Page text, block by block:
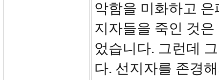
악함을 미화하고
지자들을 죽인 것
었습니다. 그런데
다. 선지자를 존경